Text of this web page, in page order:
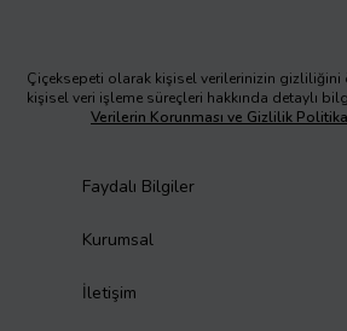
Çiçeksepeti olarak kişisel verilerinizin gizliliğini
kişisel veri işleme süreçleri hakkında detaylı
Verilerin Korunması ve Gizlilik
Faydalı Bilgiler
Kurumsal
İletişim